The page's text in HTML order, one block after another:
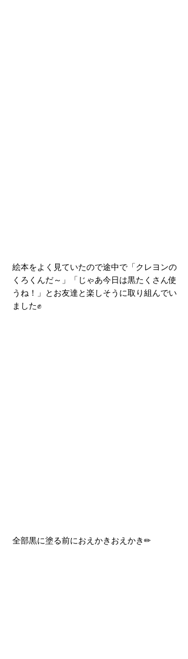
絵本をよく見ていたので途中で「クレヨンの
くろくんだ～」「じゃあ今日は黒たくさん使
うね！」とお友達と楽しそうに取り組んでい
ました✊
全部黒に塗る前におえかきおえかき✏